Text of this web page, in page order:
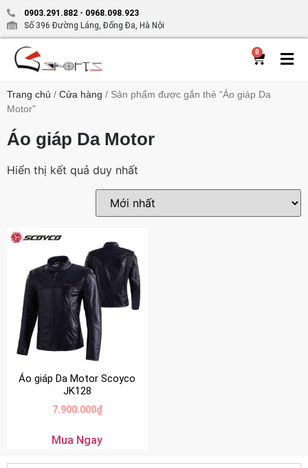
0903.291.882 - 0968.098.923
Số 396 Đường Láng, Đống Đa, Hà Nội
0
Trang chủ / Cửa hàng / Sản phẩm được gắn thẻ “Áo giáp Da
Motor”
Áo giáp Da Motor
Hiển thị kết quả duy nhất
Áo giáp Da Motor Scoyco
JK128
7.900.000₫
Mua Ngay